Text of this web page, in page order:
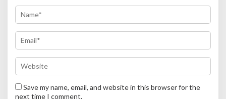
Save my name, email, and website in this browser for the
next time I comment.